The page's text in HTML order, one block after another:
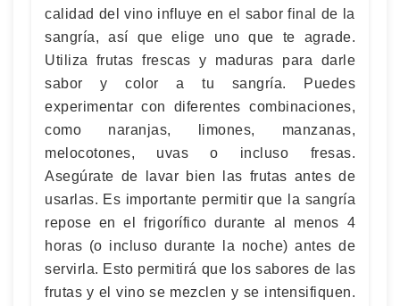
calidad del vino influye en el sabor final de la
sangría, así que elige uno que te agrade.
Utiliza frutas frescas y maduras para darle
sabor y color a tu sangría. Puedes
experimentar con diferentes combinaciones,
como naranjas, limones, manzanas,
melocotones, uvas o incluso fresas.
Asegúrate de lavar bien las frutas antes de
usarlas. Es importante permitir que la sangría
repose en el frigorífico durante al menos 4
horas (o incluso durante la noche) antes de
servirla. Esto permitirá que los sabores de las
frutas y el vino se mezclen y se intensifiquen.